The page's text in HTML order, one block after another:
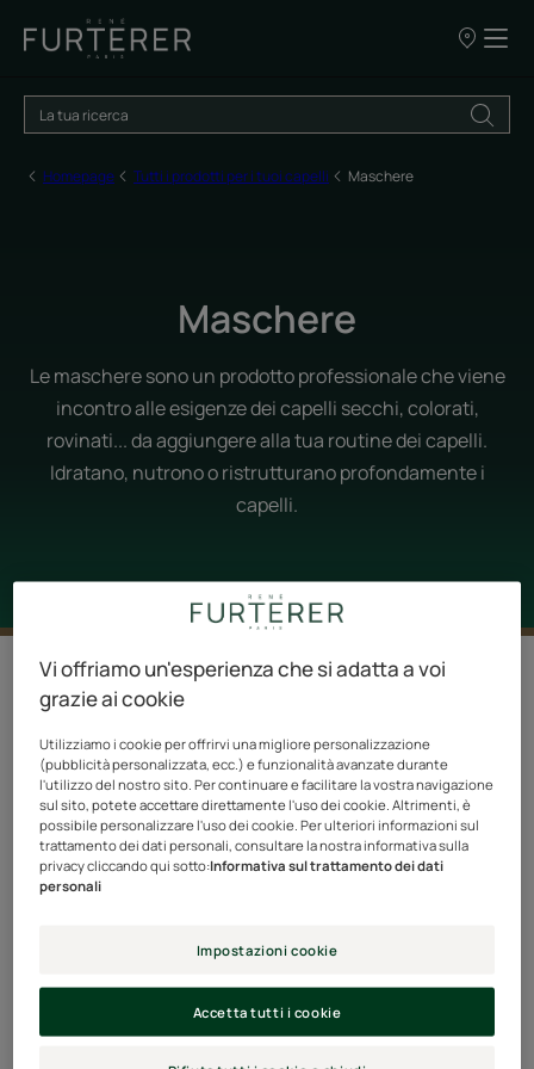
vendita
Homepage Tutti i prodotti per i tuoi capelli Maschere
Maschere
Le maschere sono un prodotto professionale che viene
incontro alle esigenze dei capelli secchi, colorati,
rovinati... da aggiungere alla tua routine dei capelli.
Idratano, nutrono o ristrutturano profondamente i
capelli.
Filtra prodotti
8 risultati "Maschere"
Active
Grow
-
rottura
TRIPHASIC ACTIVE GROW
Sublime
Karité
-
SUBLIME KARITÉ
Vi offriamo un'esperienza che si adatta a voi
grazie ai cookie
Utilizziamo i cookie per offrirvi una migliore personalizzazione
(pubblicità personalizzata, ecc.) e funzionalità avanzate durante
l'utilizzo del nostro sito. Per continuare e facilitare la vostra navigazione
sul sito, potete accettare direttamente l'uso dei cookie. Altrimenti, è
possibile personalizzare l'uso dei cookie. Per ulteriori informazioni sul
trattamento dei dati personali, consultare la nostra informativa sulla
privacy cliccando qui sotto:Informativa sul trattamento dei dati
personali
Impostazioni cookie
Accetta tutti i cookie